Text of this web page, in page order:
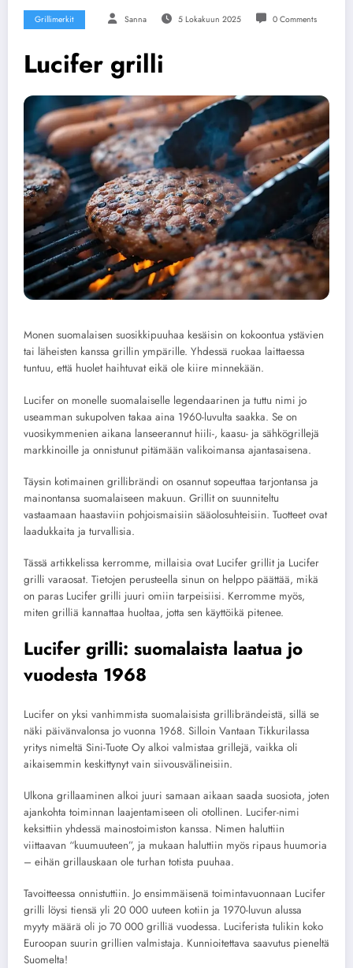
Grillimerkit Sanna 5 Lokakuun 2025 0 Comments
Lucifer grilli
Monen suomalaisen suosikkipuuhaa kesäisin on kokoontua ystävien
tai läheisten kanssa grillin ympärille. Yhdessä ruokaa laittaessa
tuntuu, että huolet haihtuvat eikä ole kiire minnekään.
Lucifer on monelle suomalaiselle legendaarinen ja tuttu nimi jo
useamman sukupolven takaa aina 1960-luvulta saakka. Se on
vuosikymmenien aikana lanseerannut hiili-, kaasu- ja sähkögrillejä
markkinoille ja onnistunut pitämään valikoimansa ajantasaisena.
Täysin kotimainen grillibrändi on osannut sopeuttaa tarjontansa ja
mainontansa suomalaiseen makuun. Grillit on suunniteltu
vastaamaan haastaviin pohjoismaisiin sääolosuhteisiin. Tuotteet ovat
laadukkaita ja turvallisia.
Tässä artikkelissa kerromme, millaisia ovat Lucifer grillit ja Lucifer
grilli varaosat. Tietojen perusteella sinun on helppo päättää, mikä
on paras Lucifer grilli juuri omiin tarpeisiisi. Kerromme myös,
miten grilliä kannattaa huoltaa, jotta sen käyttöikä pitenee.
Lucifer grilli: suomalaista laatua jo
vuodesta 1968
Lucifer on yksi vanhimmista suomalaisista grillibrändeistä, sillä se
näki päivänvalonsa jo vuonna 1968. Silloin Vantaan Tikkurilassa
yritys nimeltä Sini-Tuote Oy alkoi valmistaa grillejä, vaikka oli
aikaisemmin keskittynyt vain siivousvälineisiin.
Ulkona grillaaminen alkoi juuri samaan aikaan saada suosiota, joten
ajankohta toiminnan laajentamiseen oli otollinen. Lucifer-nimi
keksittiin yhdessä mainostoimiston kanssa. Nimen haluttiin
viittaavan “kuumuuteen”, ja mukaan haluttiin myös ripaus huumoria
– eihän grillauskaan ole turhan totista puuhaa.
Tavoitteessa onnistuttiin. Jo ensimmäisenä toimintavuonnaan Lucifer
grilli löysi tiensä yli 20 000 uuteen kotiin ja 1970-luvun alussa
myyty määrä oli jo 70 000 grilliä vuodessa. Luciferista tulikin koko
Euroopan suurin grillien valmistaja. Kunnioitettava saavutus pieneltä
Suomelta!